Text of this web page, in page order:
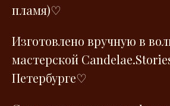
пламя)♡
Изготовлено вручную в
мастерской
Петербурге♡